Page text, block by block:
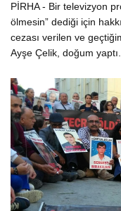
PİRHA - Bir televizyon
ölmesin” dediği için
cezası verilen ve
Ayşe Çelik, doğum